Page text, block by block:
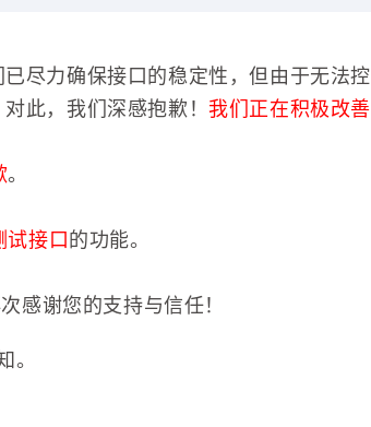
已尽力确保接口的稳定性，但由于无法控
此，我们深感抱歉！ 我们正在积极改善
。
试接口 的功能。
感谢您的支持与信任！
。